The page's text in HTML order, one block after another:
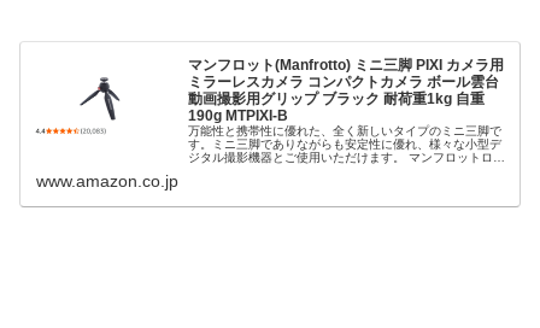
マンフロット(Manfrotto) ミニ三脚 PIXI カメラ用
ミラーレスカメラ コンパクトカメラ ボール雲台
動画撮影用グリップ ブラック 耐荷重1kg 自重
190g MTPIXI-B
万能性と携帯性に優れた、全く新しいタイプのミニ三脚で
す。ミニ三脚でありながらも安定性に優れ、様々な小型デ
ジタル撮影機器とご使用いただけます。 マンフロットロゴ
www.amazon.co.jp